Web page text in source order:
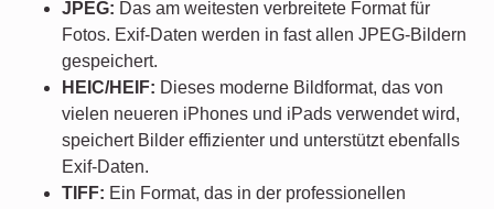
JPEG: Das am weitesten verbreitete Format für
Fotos. Exif-Daten werden in fast allen JPEG-Bildern
gespeichert.
HEIC/HEIF: Dieses moderne Bildformat, das von
vielen neueren iPhones und iPads verwendet wird,
speichert Bilder effizienter und unterstützt ebenfalls
Exif-Daten.
TIFF: Ein Format, das in der professionellen